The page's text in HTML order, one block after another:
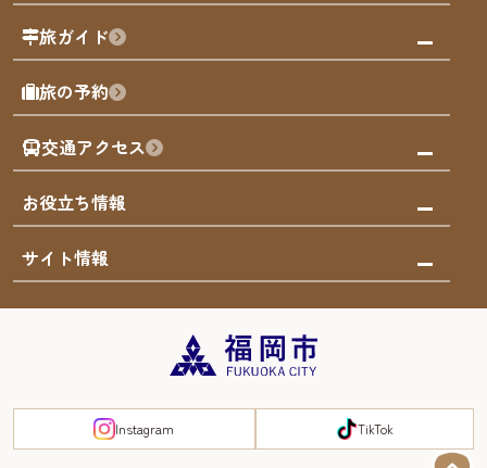
福岡を楽しむ
福岡のアート
福岡のナイトタイム
福岡の歴史・文化
サステナブルツーリズム
福岡検定
よかなび音声ガイド
FUKUOKA EAST&WEST COAST
観る・遊ぶ
屋台
買う
体験
泊まる
旅ガイド
モデルコース
AIおまかせコース
オリジナルプラン
みんなの旅行記
旅の予約
交通アクセス
市内交通ガイド
お得なチケット
お役立ち情報
お知らせ
災害情報
サイト情報
まち歩き・体験プログラム掲載申込
Instagram TikTok